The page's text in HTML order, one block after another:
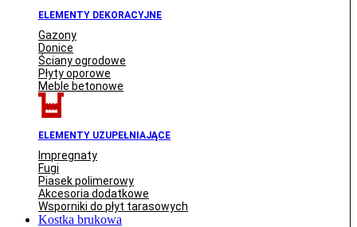
ELEMENTY DEKORACYJNE
Gazony
Donice
Ściany ogrodowe
Płyty oporowe
Meble betonowe
ELEMENTY UZUPEŁNIAJĄCE
Impregnaty
Fugi
Piasek polimerowy
Akcesoria dodatkowe
Wsporniki do płyt tarasowych
Kostka brukowa